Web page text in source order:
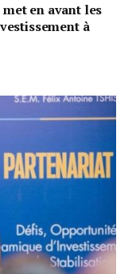
en avant les
à